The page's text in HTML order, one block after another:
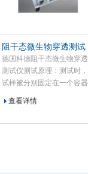
阻干态微生物穿透测试
仪
德国科德阻干态微生物穿透
测试仪测试原理：测试时，
试样被分别固定在一个容器
带枯草杆菌talcum powder
查看详情